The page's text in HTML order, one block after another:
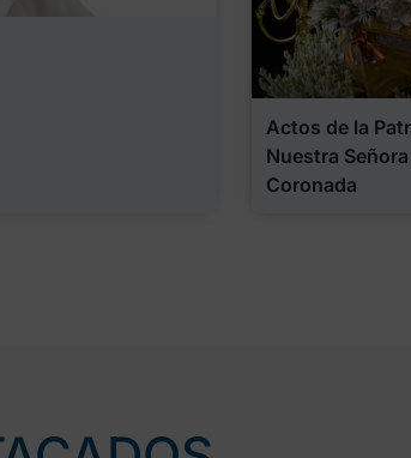
Actos de la
Nuestra
Coronada